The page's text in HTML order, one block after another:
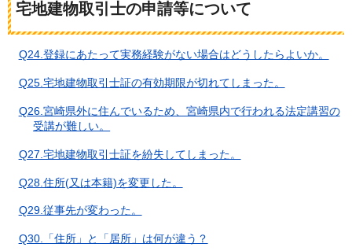
宅地建物取引士の申請等について
Q24.登録にあたって実務経験がない場合はどうしたらよいか。
Q25.宅地建物取引士証の有効期限が切れてしまった。
Q26.宮崎県外に住んでいるため、宮崎県内で行われる法定講習の
受講が難しい。
Q27.宅地建物取引士証を紛失してしまった。
Q28.住所(又は本籍)を変更した。
Q29.従事先が変わった。
Q30.「住所」と「居所」は何が違う？